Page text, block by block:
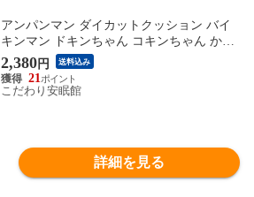
アンパンマン ダイカットクッション バイ
キンマン ドキンちゃん コキンちゃん かわ
いい キャラクター ギフト 出産祝い お誕生
日 ぬいぐるみ (約35×25cm/ バイキンマン)
【IHA-2220100BKPA】
2,380円 送料込み
21
こだわり安眠館
詳細を見る